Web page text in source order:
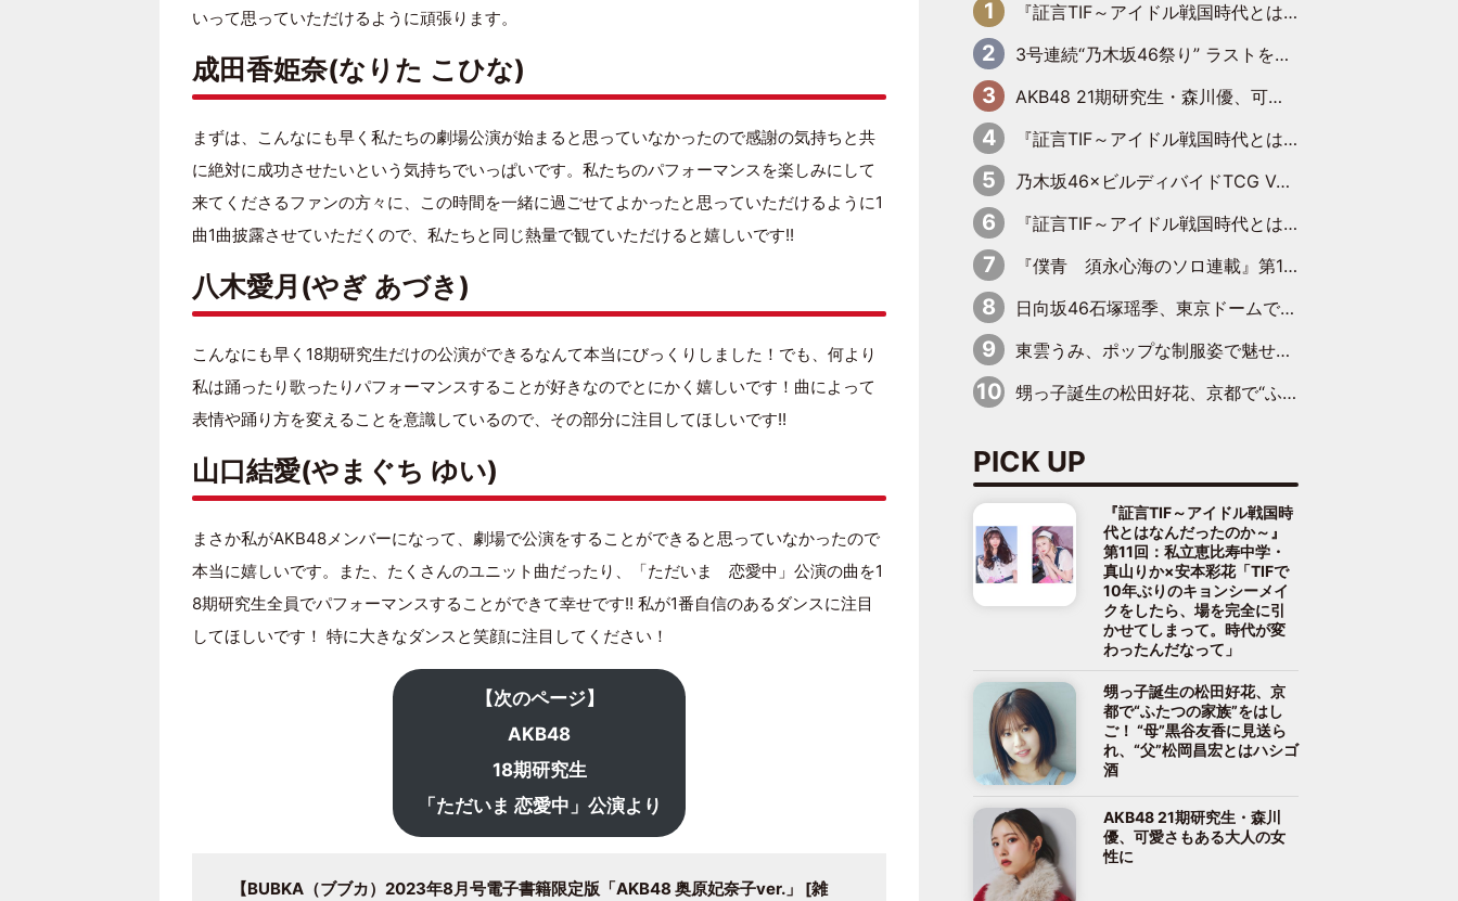
いって思っていただけるように頑張ります。
成田香姫奈(なりた こひな)
まずは、こんなにも早く私たちの劇場公演が始まると思っていなかったので感謝の気持ちと共
に絶対に成功させたいという気持ちでいっぱいです。私たちのパフォーマンスを楽しみにして
来てくださるファンの方々に、この時間を一緒に過ごせてよかったと思っていただけるように1
曲1曲披露させていただくので、私たちと同じ熱量で観ていただけると嬉しいです!!
八木愛月(やぎ あづき)
こんなにも早く18期研究生だけの公演ができるなんて本当にびっくりしました！でも、何より
私は踊ったり歌ったりパフォーマンスすることが好きなのでとにかく嬉しいです！曲によって
表情や踊り方を変えることを意識しているので、その部分に注目してほしいです!!
山口結愛(やまぐち ゆい)
まさか私がAKB48メンバーになって、劇場で公演をすることができると思っていなかったので
本当に嬉しいです。また、たくさんのユニット曲だったり、「ただいま 恋愛中」公演の曲を1
8期研究生全員でパフォーマンスすることができて幸せです!! 私が1番自信のあるダンスに注目
してほしいです！ 特に大きなダンスと笑顔に注目してください！
【次のページ】
AKB48
18期研究生
「ただいま 恋愛中」公演より
【BUBKA（ブブカ）2023年8月号電子書籍限定版「AKB48 奥原妃奈子ver.」 [雑
『証言TIF～アイドル戦国時代とはなんだったのか～』第6回：でんぱ組.inc・古川未鈴×相沢梨紗「『ハロプロやりたかったな』って言ったら、夢眠ねむさんに『てめえはでんぱ組．incなんだよ！』って肩パンされて(笑)」
3号連続“乃木坂46祭り” ラストを飾るのは賀喜遥香…5年ぶりの登場に「5年分大人になった私を見ていただけたら」
AKB48 21期研究生・森川優、可愛さもある大人の女性に
『証言TIF～アイドル戦国時代とはなんだったのか～』第10回：さくら学院・武藤彩未×飯田らうら「正直、中3で辞めるというのを信じてなくて。そう言われてはいたけど、嘘でしょって」
乃木坂46×ビルディバイドTCG Vol.2公開 賀喜遥香＆田村真佑が『京まふ』ステージに登壇
『証言TIF～アイドル戦国時代とはなんだったのか～』第11回：私立恵比寿中学・真山りか×安本彩花「TIFで10年ぶりのキョンシーメイクをしたら、場を完全に引かせてしまって。時代が変わったんだなって」
『僕青 須永心海のソロ連載』第18回：「バーゲンセールハンターみうな inしまむら」編
日向坂46石塚瑶季、東京ドームで“観戦バレ”！ ナイツ・塙も認めた「巨人に詳しすぎるアイドル」は元VENUSスクール生で杉内コーチ推し⁉
東雲うみ、ポップな制服姿で魅せる“東雲グリーン”の正体
甥っ子誕生の松田好花、京都で“ふたつの家族”をはしご！ “母”黒谷友香に見送られ、“父”松岡昌宏とはハシゴ酒
PICK UP
『証言TIF～アイドル戦国時
代とはなんだったのか～』
第11回：私立恵比寿中学・
真山りか×安本彩花「TIFで
10年ぶりのキョンシーメイ
クをしたら、場を完全に引
かせてしまって。時代が変
わったんだなって」
甥っ子誕生の松田好花、京
都で“ふたつの家族”をはし
ご！ “母”黒谷友香に見送ら
れ、“父”松岡昌宏とはハシゴ
酒
AKB48 21期研究生・森川
優、可愛さもある大人の女
性に